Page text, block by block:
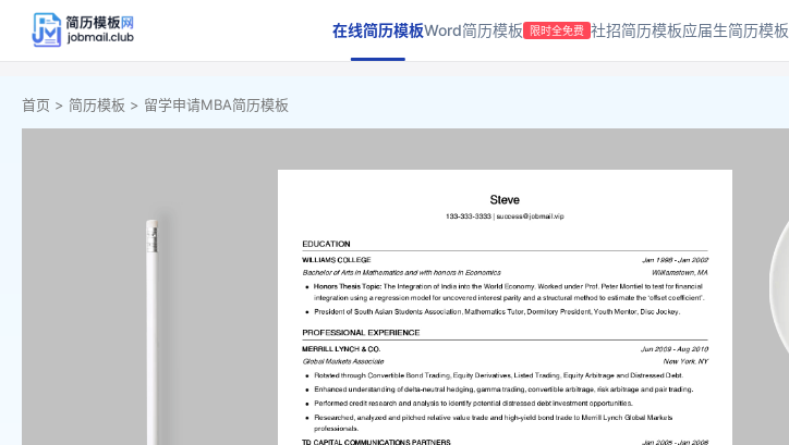
在线简历模板Word简历模板 限时全免费 社招简历模板应届生简历模板
首页 > 简历模板 > 留学申请MBA简历模板